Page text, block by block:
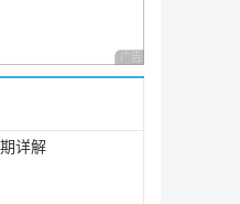
广告 商业广告，理性
详解